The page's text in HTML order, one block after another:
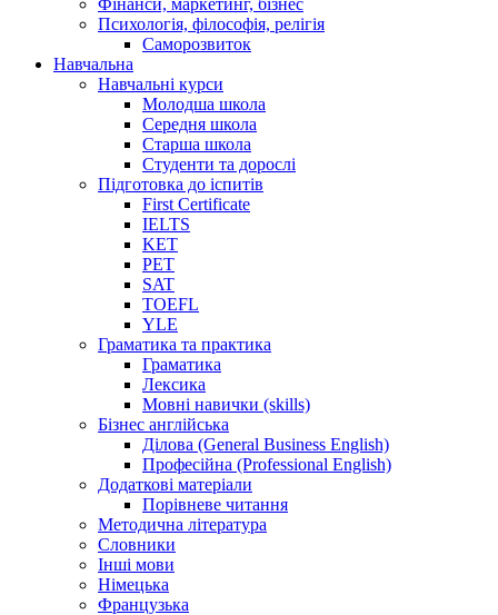
Фінанси, маркетинг, бізнес
Психологія, філософія, релігія
Саморозвиток
Навчальна
Навчальні курси
Молодша школа
Середня школа
Старша школа
Студенти та дорослі
Підготовка до іспитів
First Certificate
IELTS
KET
PET
SAT
TOEFL
YLE
Граматика та практика
Граматика
Лексика
Мовні навички (skills)
Бізнес англійська
Ділова (General Business English)
Професійна (Professional English)
Додаткові матеріали
Порівневе читання
Методична література
Словники
Інші мови
Німецька
Французька